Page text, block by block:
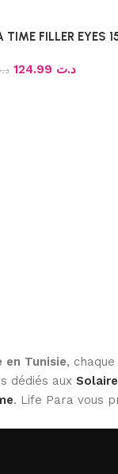
TIME FILLER EYES
د.ت
en Tunisie,
dédiés aux
. Life Para vous